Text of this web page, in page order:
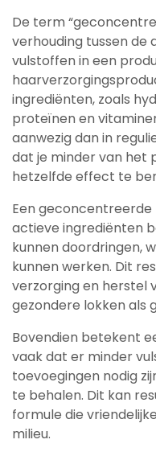
De term
verhouding tussen de
vulstoffen in een
ingrediënten, zoals
proteïnen en
aanwezig dan in
dat je minder van het
hetzelfde effect te
Een
actieve ingrediënten
kunnen doordringen,
kunnen werken. Dit
verzorging en herstel
gezondere lokken als
Bovendien betekent
vaak dat er minder
toevoegingen nodig
te behalen. Dit kan
formule die
milieu.